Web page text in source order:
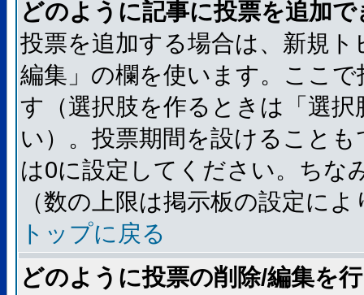
どのように記事に投票を追加
投票を追加する場合は、新規
編集」の欄を使います。ここ
す（選択肢を作るときは「選
い）。投票期間を設けること
は0に設定してください。ちな
（数の上限は掲示板の設定に
トップに戻る
どのように投票の削除/編集を